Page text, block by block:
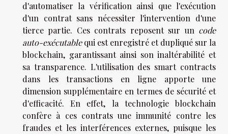
d'automatiser la vérification ainsi que l'exécution
d'un contrat sans nécessiter l'intervention d'une
tierce partie. Ces contrats reposent sur un code
auto-exécutablequi est enregistré et dupliqué sur la
blockchain, garantissant ainsi son inaltérabilité et
sa transparence. L'utilisation des smart contracts
dans les transactions en ligne apporte une
dimension supplémentaire en termes de sécurité et
d'efficacité. En effet, la technologie blockchain
confère à ces contrats une immunité contre les
fraudes et les interférences externes, puisque les